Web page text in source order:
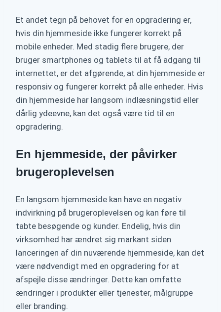
Et andet tegn på behovet for en opgradering er,
hvis din hjemmeside ikke fungerer korrekt på
mobile enheder. Med stadig flere brugere, der
bruger smartphones og tablets til at få adgang til
internettet, er det afgørende, at din hjemmeside er
responsiv og fungerer korrekt på alle enheder. Hvis
din hjemmeside har langsom indlæsningstid eller
dårlig ydeevne, kan det også være tid til en
opgradering.
En hjemmeside, der påvirker
brugeroplevelsen
En langsom hjemmeside kan have en negativ
indvirkning på brugeroplevelsen og kan føre til
tabte besøgende og kunder. Endelig, hvis din
virksomhed har ændret sig markant siden
lanceringen af din nuværende hjemmeside, kan det
være nødvendigt med en opgradering for at
afspejle disse ændringer. Dette kan omfatte
ændringer i produkter eller tjenester, målgruppe
eller branding.